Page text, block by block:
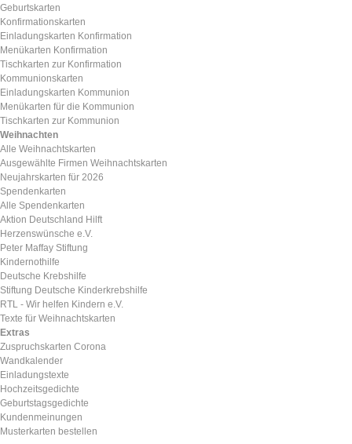
Geburtskarten
Konfirmationskarten
Einladungskarten Konfirmation
Menükarten Konfirmation
Tischkarten zur Konfirmation
Kommunionskarten
Einladungskarten Kommunion
Menükarten für die Kommunion
Tischkarten zur Kommunion
Weihnachten
Alle Weihnachtskarten
Ausgewählte Firmen Weihnachtskarten
Neujahrskarten für 2026
Spendenkarten
Alle Spendenkarten
Aktion Deutschland Hilft
Herzenswünsche e.V.
Peter Maffay Stiftung
Kindernothilfe
Deutsche Krebshilfe
Stiftung Deutsche Kinderkrebshilfe
RTL - Wir helfen Kindern e.V.
Texte für Weihnachtskarten
Extras
Zuspruchskarten Corona
Wandkalender
Einladungstexte
Hochzeitsgedichte
Geburtstagsgedichte
Kundenmeinungen
Musterkarten bestellen